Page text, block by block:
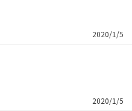
2020/1/5
2020/1/5